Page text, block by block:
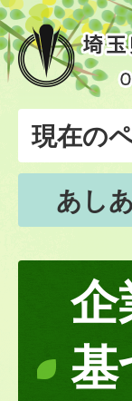
現在の
あし
企
基